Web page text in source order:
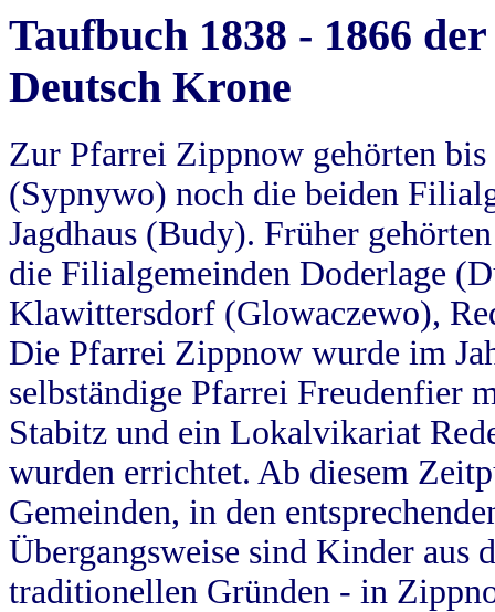
Taufbuch 1838 - 1866
Deutsch Krone
Zur Pfarrei Zippnow gehörten
(Sypnywo) noch die beiden
Jagdhaus (Budy). Früher
die Filialgemeinden Doderlage
Klawittersdorf (Glowaczewo),
Die Pfarrei Zippnow wurde im
selbständige Pfarrei Freudenfier
Stabitz und ein Lokalvikariat
wurden errichtet. Ab diesem
Gemeinden, in den
Übergangsweise sind Kinder aus
traditionellen Gründen - in